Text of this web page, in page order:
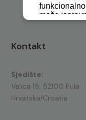
Kontakt
Sjedište:
Valica 15, 52100 Pula
Hrvatska/Croatia